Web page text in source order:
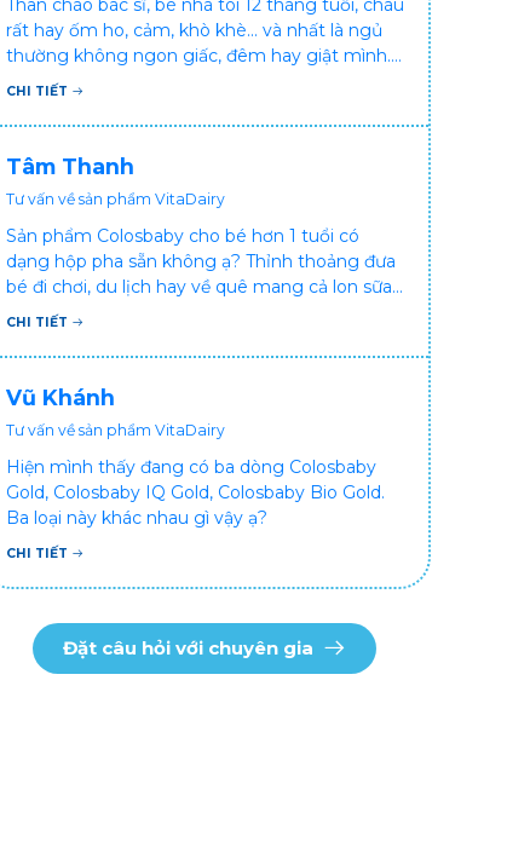
Thân chào bác sĩ, bé nhà tôi 12 tháng tuổi, cháu
rất hay ốm ho, cảm, khò khè... và nhất là ngủ
thường không ngon giấc, đêm hay giật mình.
Vậy xin hỏi bác sĩ, bé bị tình trạng vậy nên làm
ạ? Thấy cháu vậy gia đình ai cũng xót, mẹ cũng
cực vì chăm cháu hay ốm ạ?. Cảm ơn bác sĩ.
CHI TIẾT
Tâm Thanh
Tư vấn về sản phẩm VitaDairy
Sản phẩm Colosbaby cho bé hơn 1 tuổi có
dạng hộp pha sẵn không ạ? Thỉnh thoảng đưa
bé đi chơi, du lịch hay về quê mang cả lon sữa
khá bất tiện mà mình không muốn đổi cho bé
hưởng sức khỏe!
CHI TIẾT
Vũ Khánh
Tư vấn về sản phẩm VitaDairy
Hiện mình thấy đang có ba dòng Colosbaby
Gold, Colosbaby IQ Gold, Colosbaby Bio Gold.
Ba loại này khác nhau gì vậy ạ?
CHI TIẾT
Đặt câu hỏi với chuyên gia